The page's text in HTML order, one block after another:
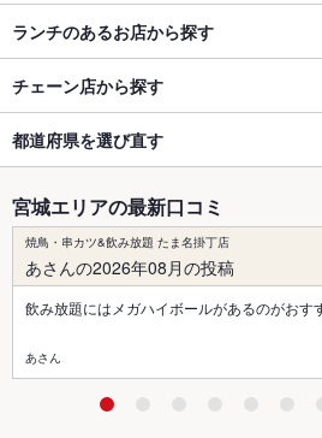
ランチのあるお店から探す
チェーン店から探す
都道府県を選び直す
宮城エリアの最新口コミ
焼鳥・串カツ&飲み放題 たま名掛丁店
あさんの2026年08月の投稿
飲み放題にはメガハイボールがあるのがおす
あさん